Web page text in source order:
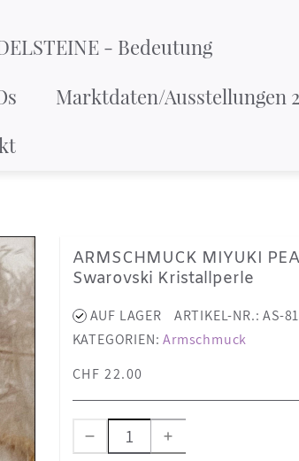
- Bedeutung
Marktdaten/Ausstellungen
ARMSCHMUCK MIYUKI
Swarovski Kristallperle
AUF LAGER
ARTIKEL-NR.: AS-81
KATEGORIEN:Armschmuck
CHF 22.00